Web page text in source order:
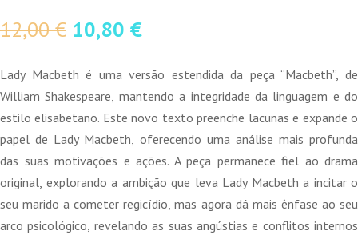
12,00€ O
original
era:
12,00 €.
10,80 €O
atual
é:
10,80 €.
Lady Macbeth é uma versão estendida da peça “Macbeth”, de
William Shakespeare, mantendo a integridade da linguagem e do
estilo elisabetano. Este novo texto preenche lacunas e expande o
papel de Lady Macbeth, oferecendo uma análise mais profunda
das suas motivações e ações. A peça permanece fiel ao drama
original, explorando a ambição que leva Lady Macbeth a incitar o
seu marido a cometer regicídio, mas agora dá mais ênfase ao seu
arco psicológico, revelando as suas angústias e conflitos internos